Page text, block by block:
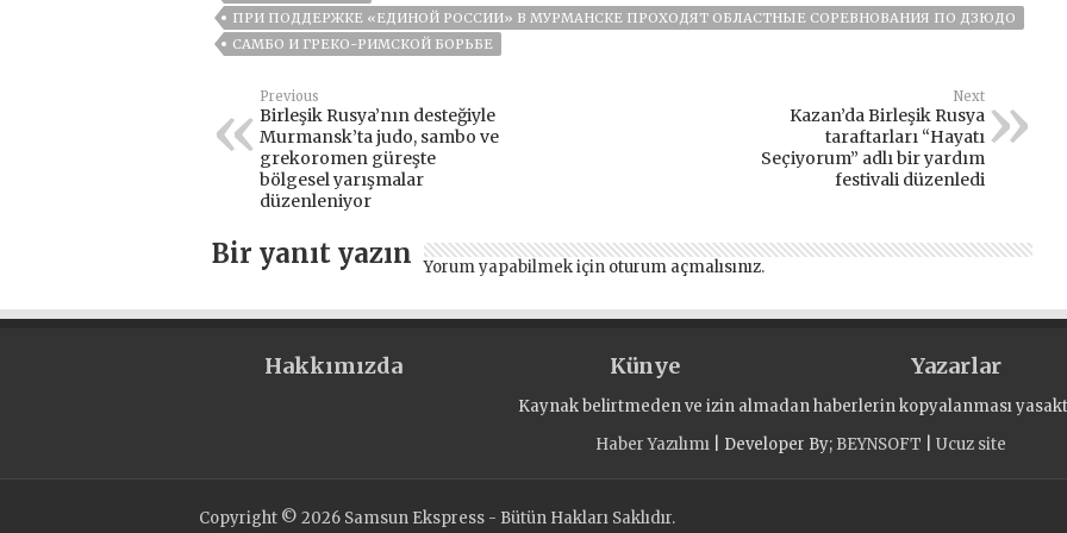
ПРИ ПОДДЕРЖКЕ «ЕДИНОЙ РОССИИ» В МУРМАНСКЕ ПРОХОДЯТ ОБЛАСТНЫЕ СОРЕВНОВАНИЯ ПО ДЗЮДО
САМБО И ГРЕКО-РИМСКОЙ БОРЬБЕ
Previous
Birleşik Rusya’nın desteğiyle
Murmansk’ta judo, sambo ve
grekoromen güreşte
bölgesel yarışmalar
düzenleniyor
Next
Kazan’da Birleşik Rusya
taraftarları “Hayatı
Seçiyorum” adlı bir yardım
festivali düzenledi
Bir yanıt yazın Yorum yapabilmek için oturum açmalısınız.
Hakkımızda Künye Yazarlar
Kaynak belirtmeden ve izin almadan haberlerin kopyalanması
Haber Yazılımı| Developer By; BEYNSOFT Ucuz site
Copyright © 2026 Samsun Ekspress - Bütün Hakları Saklıdır.